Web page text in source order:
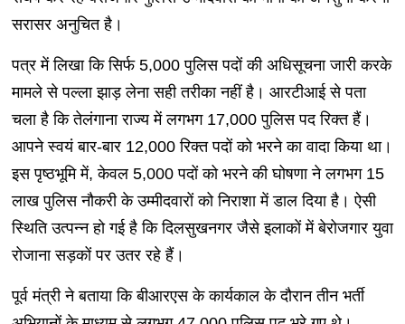
सरासर अनुचित है।
पत्र में लिखा कि सिर्फ 5,000 पुलिस पदों की अधिसूचना जारी करके
मामले से पल्ला झाड़ लेना सही तरीका नहीं है। आरटीआई से पता
चला है कि तेलंगाना राज्य में लगभग 17,000 पुलिस पद रिक्त हैं।
आपने स्वयं बार-बार 12,000 रिक्त पदों को भरने का वादा किया था।
इस पृष्ठभूमि में, केवल 5,000 पदों को भरने की घोषणा ने लगभग 15
लाख पुलिस नौकरी के उम्मीदवारों को निराशा में डाल दिया है। ऐसी
स्थिति उत्पन्न हो गई है कि दिलसुखनगर जैसे इलाकों में बेरोजगार युवा
रोजाना सड़कों पर उतर रहे हैं।
पूर्व मंत्री ने बताया कि बीआरएस के कार्यकाल के दौरान तीन भर्ती